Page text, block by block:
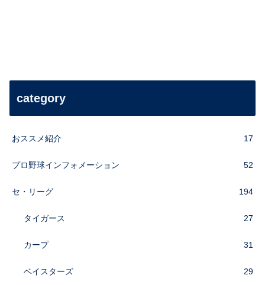
category
おススメ紹介 17
プロ野球インフォメーション 52
セ・リーグ 194
タイガース 27
カープ 31
ベイスターズ 29